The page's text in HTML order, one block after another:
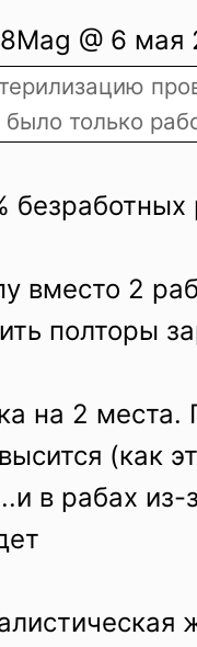
@ 6
было только
вместо 2
полторы
на 2 места.
(как
в рабах из-